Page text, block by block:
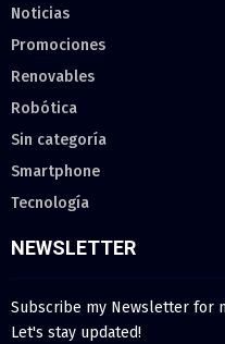
Noticias
Promociones
Renovables
Robótica
Sin categoría
Smartphone
Tecnología
NEWSLETTER
Subscribe my Newsletter for
Let's stay updated!